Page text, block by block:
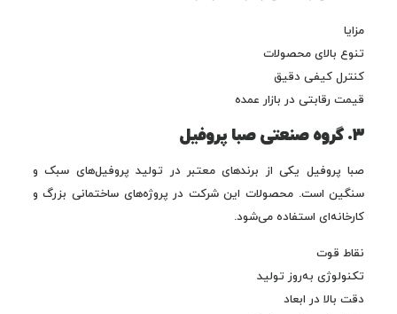
مزایا
تنوع بالای محصولات
کنترل کیفی دقیق
قیمت رقابتی در بازار عمده
۳. گروه صنعتی صبا پروفیل
صبا پروفیل یکی از برندهای معتبر در تولید پروفیل‌های سبک و
سنگین است. محصولات این شرکت در پروژه‌های ساختمانی بزرگ و
کارخانه‌ای استفاده می‌شود.
نقاط قوت
تکنولوژی به‌روز تولید
دقت بالا در ابعاد